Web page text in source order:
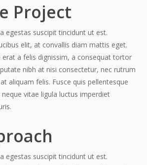
Project
egestas suscipit tincidunt ut est.
elit, at convallis diam mattis eget.
erat a felis dignissim, a consequat tortor
nibh at nisi consectetur, nec rutrum
aliquam felis. Fusce quis pellentesque
vitae ligula luctus imperdiet
egestas suscipit tincidunt ut est.